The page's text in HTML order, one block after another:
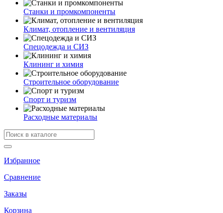
Станки и промкомпоненты
Климат, отопление и вентиляция
Спецодежда и СИЗ
Клининг и химия
Строительное оборудование
Спорт и туризм
Расходные материалы
Избранное
Сравнение
Заказы
Корзина